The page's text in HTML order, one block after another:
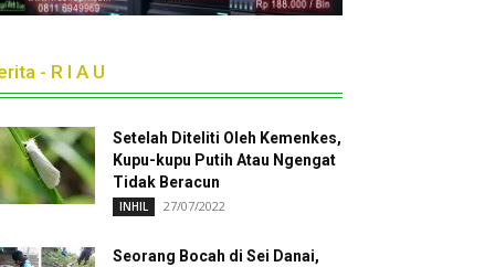
- R I A U
Setelah Diteliti Oleh Kemenkes,
Kupu-kupu Putih Atau Ngengat
Tidak Beracun
INHIL 27/07/2022
Seorang Bocah di Sei Danai,